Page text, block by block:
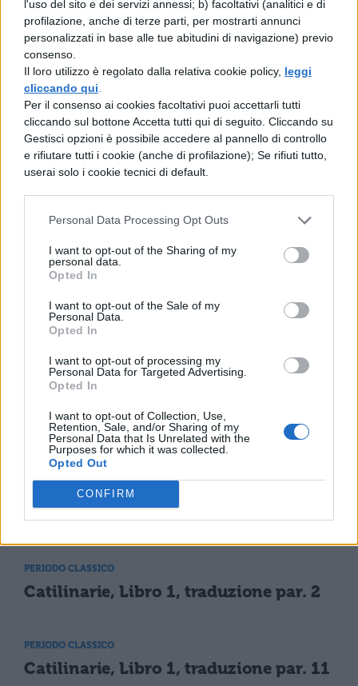
l'uso del sito e dei servizi annessi; b) facoltativi (analitici e di
profilazione, anche di terze parti, per mostrarti annunci
personalizzati in base alle tue abitudini di navigazione) previo
consenso.
Il loro utilizzo è regolato dalla relativa cookie policy, leggi
cliccando qui
Per il consenso ai cookies facoltativi puoi accettarli tutti
cliccando sul bottone Accetta tutti qui di seguito. Cliccando su
Gestisci opzioni è possibile accedere al pannello di controllo
e rifiutare tutti i cookie (anche di profilazione); Se rifiuti tutto,
userai solo i cookie tecnici di default.
Personal Data Processing Opt Outs
I want to opt-out of the Sharing of my
personal data.
Opted In
I want to opt-out of the Sale of my
Personal Data.
Opted In
I want to opt-out of processing my
Personal Data for Targeted Advertising.
Opted In
I want to opt-out of Collection, Use,
Retention, Sale, and/or Sharing of my
Personal Data that Is Unrelated with the
Purposes for which it was collected.
Opted Out
CONFIRM
leggi liquefatte, e ne fu percosso
anche colui che fondò questa città,
Romolo, che ricorderete era stato
riprodotto in oro nel Campidoglio, piccolo
ed allattato
poppante dalle mammelle della lupa. In
stragi ed incendi, la scomparsa delle leggi,
una guerra civile intestina ed il tramonto di
che gli dei immortali, soddisfatti di ogni
pretesa, avessero, con la propria forza,
mutato il corso degli eventi.
TI POTREBBE INTERESSARE
PERIODO CLASSICO
Catilinarie, Libro 1, traduzione par. 2
PERIODO CLASSICO
Catilinarie, Libro 1, traduzione par. 11